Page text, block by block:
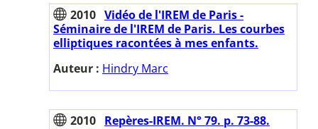
2010 Vidéo de l'IREM de Paris -
Séminaire de l'IREM de Paris. Les courbes
elliptiques racontées à mes enfants.
Auteur : Hindry Marc
2010 Repères-IREM. N° 79. p. 73-88.